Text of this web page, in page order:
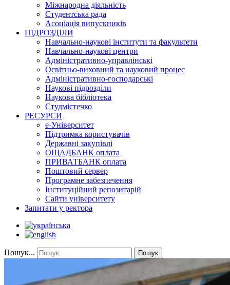
Міжнародна діяльність
Студентська рада
Асоціація випускників
ПІДРОЗДІЛИ
Навчально-наукові інститути та факультети
Навчально-наукові центри
Адміністративно-управлінські
Освітньо-виховний та науковий процес
Адміністративно-господарські
Наукові підрозділи
Наукова бібліотека
Студмістечко
РЕСУРСИ
е-Університет
Підтримка користувачів
Державні закупівлі
ОЩАДБАНК оплата
ПРИВАТБАНК оплата
Поштовий сервер
Програмне забезпечення
Інституційний репозитарій
Сайти університету
Запитати у ректора
Пошук... Пошук